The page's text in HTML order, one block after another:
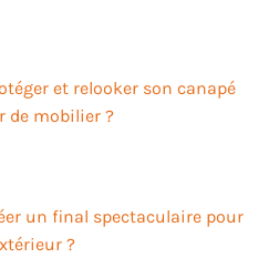
et relooker son canapé
de mobilier ?
un final spectaculaire pour
?